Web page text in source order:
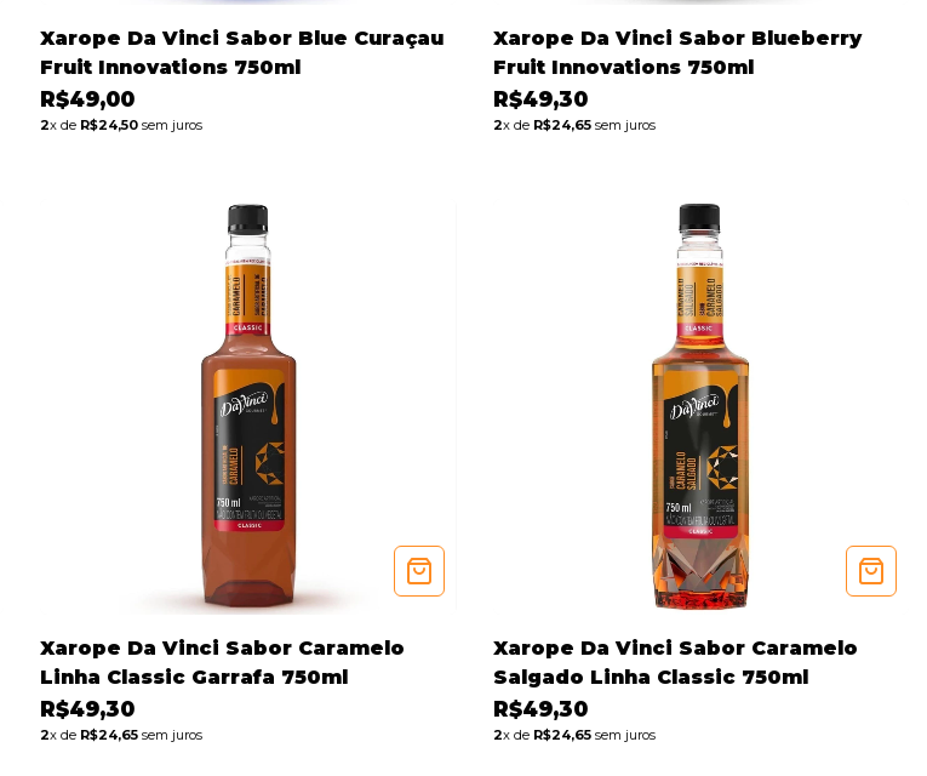
Xarope Da Vinci Sabor Blue Curaçau
Fruit Innovations 750ml
R$49,00
2x de R$24,50 sem juros
Xarope Da Vinci Sabor Blueberry
Fruit Innovations 750ml
R$49,30
2x de R$24,65sem juros
Xarope Da Vinci Sabor Caramelo
Linha Classic Garrafa 750ml
R$49,30
2x de R$24,65 sem juros
Xarope Da Vinci Sabor Caramelo
Salgado Linha Classic 750ml
R$49,30
2x de R$24,65sem juros